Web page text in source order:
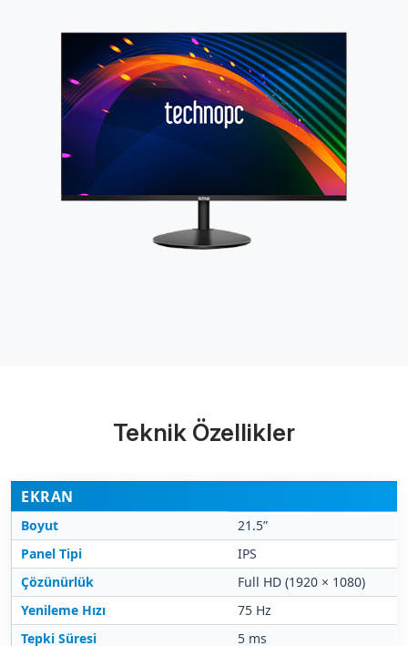
Teknik Özellikler
EKRAN
Boyut
21.5”
Panel Tipi
IPS
Çözünürlük
Full HD (1920 × 1080)
Yenileme Hızı
75 Hz
Tepki Süresi
5 ms